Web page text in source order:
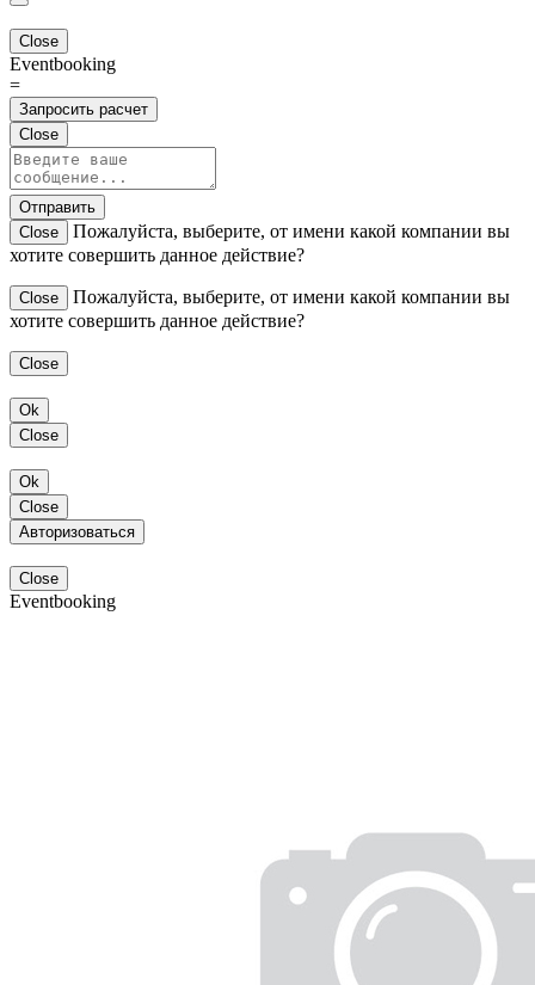
Close
Eventbooking
=
Запросить расчет
Close
Отправить
Close
Пожалуйста, выберите, от имени какой компании вы
хотите совершить данное действие?
Close
Пожалуйста, выберите, от имени какой компании вы
хотите совершить данное действие?
Close
Ok
Close
Ok
Close
Авторизоваться
Close
Eventbooking